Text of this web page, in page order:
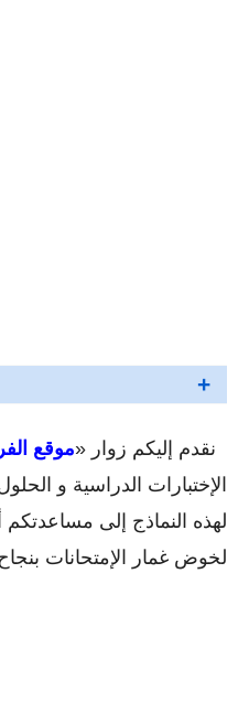
نقدم إليكم زوار «موقع
الإختبارات الدراسية و
لهذه النماذج إلى مساعدتكم
لخوض غمار الإمتحانات